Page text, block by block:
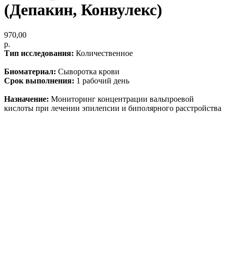
(Депакин, Конвулекс)
970,00
р.
Тип исследования: Количественное
Биоматериал: Сыворотка крови
Срок выполнения: 1 рабочий день
Назначение: Мониторинг концентрации вальпроевой
кислоты при лечении эпилепсии и биполярного расстройства